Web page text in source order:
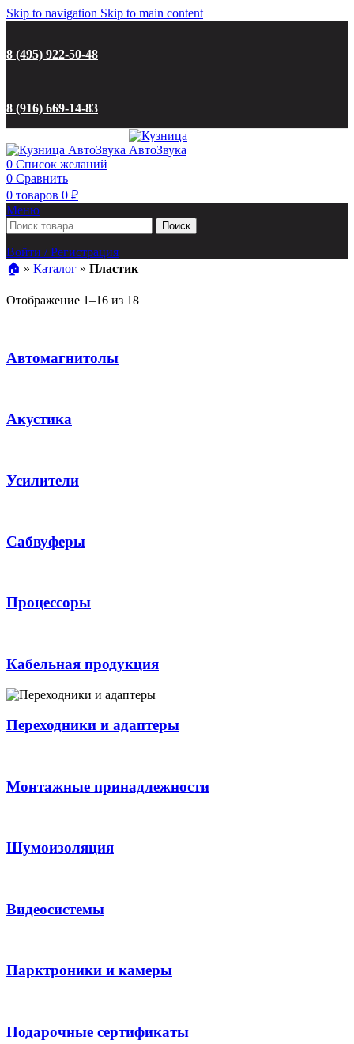
Skip to navigation Skip to main content
8 (495) 922-50-48
8 (916) 669-14-83
0 Список желаний
0 Сравнить
0 товаров 0 ₽
Меню
Поиск
Войти / Регистрация
🏠︎ » Каталог » Пластик
Отображение 1–16 из 18Цены:
Автомагнитолы
Акустика
Усилители
Сабвуферы
Процессоры
Кабельная продукция
Переходники и адаптеры
Монтажные принадлежности
Шумоизоляция
Видеосистемы
Парктроники и камеры
Подарочные сертификаты